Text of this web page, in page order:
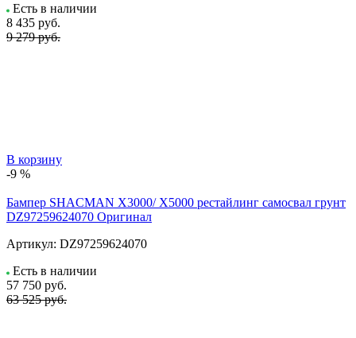
Есть в наличии
8 435 руб.
9 279 руб.
В корзину
-9 %
Бампер SHACMAN X3000/ X5000 рестайлинг самосвал грунт
DZ97259624070 Оригинал
Артикул: DZ97259624070
Есть в наличии
57 750 руб.
63 525 руб.